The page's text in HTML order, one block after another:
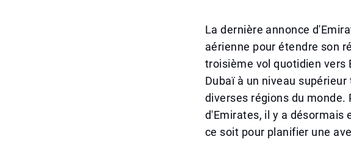
La dernière annonce
aérienne pour étendre son
troisième vol quotidien vers
Dubaï à un niveau
diverses régions du monde.
d'Emirates, il y a désormais
ce soit pour planifier une